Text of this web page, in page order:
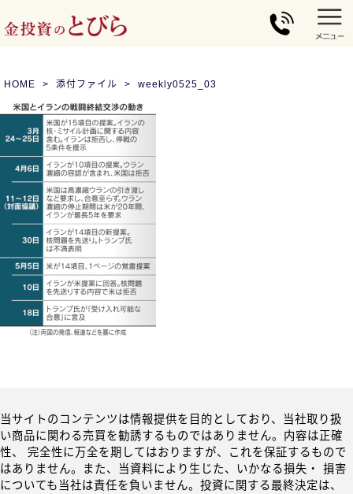
HOME 添付ファイル weekly0525_03
当サイトのコンテンツは情報提供を目的としており、当社取り扱
い商品に関わる売買を勧誘するものではありません。内容は正確
性、 完全性に万全を期してはおりますが、これを保証するもので
はありません。また、当資料により生じた、いかなる損失・ 損害
についても当社は責任を負いません。投資に関する最終決定は、